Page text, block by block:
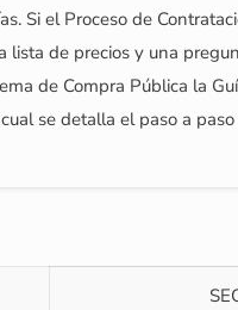
Si el Proceso de
de precios y una
de Compra Pública la
se detalla el paso a